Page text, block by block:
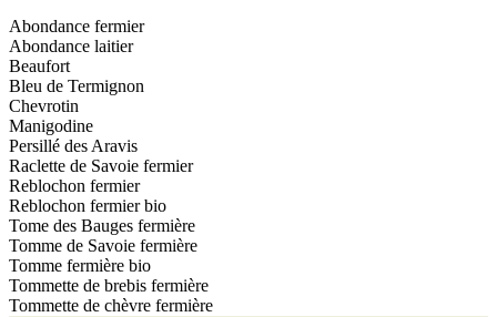
Abondance fermier
Abondance laitier
Beaufort
Bleu de Termignon
Chevrotin
Manigodine
Persillé des Aravis
Raclette de Savoie fermier
Reblochon fermier
Reblochon fermier bio
Tome des Bauges fermière
Tomme de Savoie fermière
Tomme fermière bio
Tommette de brebis fermière
Tommette de chèvre fermière